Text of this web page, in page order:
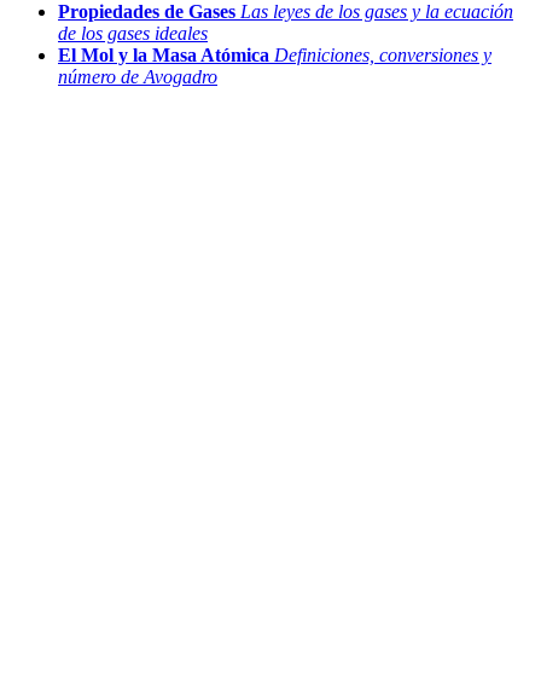
Propiedades de Gases Las leyes de los gases y la ecuación
de los gases ideales
El Mol y la Masa Atómica Definiciones, conversiones y
número de Avogadro